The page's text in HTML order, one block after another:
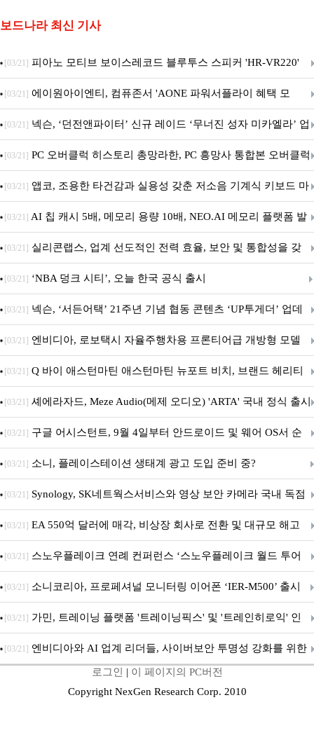
보드나라 최신 기사
[03/21] 피아노 모티브 보이스레코드 블루투스 스피커 'HR-VR220'
출시
[03/21] 에이원아이엔티, 컴퓨존서 'AONE 파워서플라이 혜택 모
음.ZIP' 이벤트 진행
[03/21] 넥슨, ‘던전앤파이터’ 신규 레이드 ‘무너진 성자 미카엘라’ 업
데이트!
[03/21] PC 오버클럭 히스토리 총망라한, PC 흥망사 통합본 오버클럭
특집(1-4편)
[03/21] 앱코, 조용한 타건감과 실용성 갖춘 저소음 기계식 키보드 마
우스 세트 'KM580' 출시
[03/21] AI 칩 캐시 5배, 메모리 용량 10배, NEO.AI 메모리 플랫폼 발
표
[03/21] 실리콘랩스, 업계 선도적인 전력 효율, 보안 및 통합성을 갖
춘 초저전력 블루투스 LE SoC ‘BG2B’ 공개
[03/21] ‘NBA 덩크 시티’, 오늘 한국 공식 출시
[03/21] 넥슨, ‘서든어택’ 21주년 기념 협동 콘텐츠 ‘UP투게더’ 업데
이트
[03/21] 엔비디아, 로보택시 자율주행차용 프론티어급 개방형 모델
‘알파마요 2 슈퍼’ 상업적 이용 가능
[03/21] Q 바이 애스턴마틴 애스턴마틴 뉴포트 비치, 브랜드 헤리티
지 담은 ‘헤리티지 에디션 컬렉션’ 공개
[03/21] 셰에라자드, Meze Audio(메제 오디오) 'ARTA' 국내 정식 출시
[03/21] 구글 어시스턴트, 9월 4일부터 안드로이드 및 웨어 OS서 순
차 서비스 종료
[03/21] 소니, 플레이스테이션 생태계 광고 도입 준비 중?
[03/21] Synology, SK네트웍스서비스와 영상 보안 카메라 국내 독점
판매 파트너십 체결
[03/21] EA 550억 달러에 매각, 비상장 회사로 전환 및 대규모 해고
전망
[03/21] 스노우플레이크 연례 컨퍼런스 ‘스노우플레이크 월드 투어
서울’ 개최
[03/21] 소니코리아, 프로페셔널 모니터링 이어폰 ‘IER-M500’ 출시
[03/21] 가민, 트레이닝 플랫폼 '트레이닝픽스' 및 '트레인히로익' 인
수로 선수와 코치에 맞춤형 훈련 지원 확대
[03/21] 엔비디아와 AI 업계 리더들, 사이버보안 투명성 강화를 위한
SAFE 가이드라인 제안
로그인 | 이 페이지의 PC버전
Copyright NexGen Research Corp. 2010